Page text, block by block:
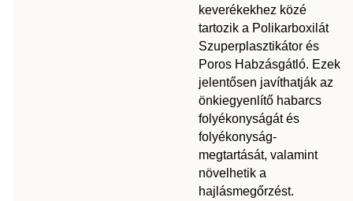
keverékekhez közé
tartozik a Polikarboxilát
Szuperplasztikátor és
Poros Habzásgátló. Ezek
jelentősen javíthatják az
önkiegyenlítő habarcs
folyékonyságát és
folyékonyság-
megtartását, valamint
növelhetik a
hajlásmegőrzést.